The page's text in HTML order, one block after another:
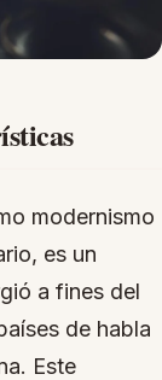
modernismo
es un
a fines del
de habla
Este